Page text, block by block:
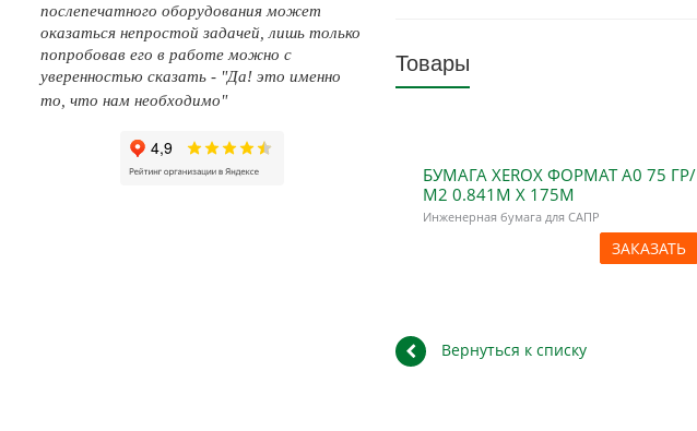
послепечатного оборудования может
оказаться непростой задачей, лишь только
попробовав его в работе можно с
уверенностью сказать - "Да! это именно
то, что нам необходимо"
Товары
БУМАГА XEROX ФОРМАТ А0 75 ГР/
М2 0.841М X 175М
Инженерная бумага для САПР
ЗАКАЗАТЬ
Вернуться к списку